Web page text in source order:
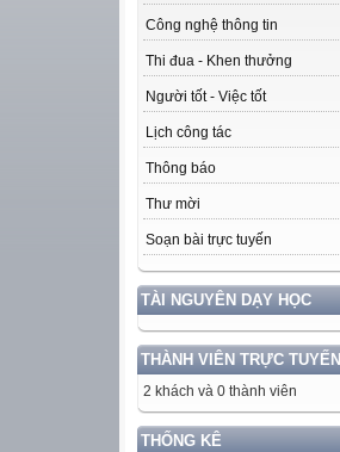
Công nghệ thông tin
Thi đua - Khen thưởng
Người tốt - Việc tốt
Lịch công tác
Thông báo
Thư mời
Soạn bài trực tuyến
TÀI NGUYÊN DẠY HỌC
THÀNH VIÊN TRỰC TUYẾN
2 khách và 0 thành viên
THỐNG KÊ